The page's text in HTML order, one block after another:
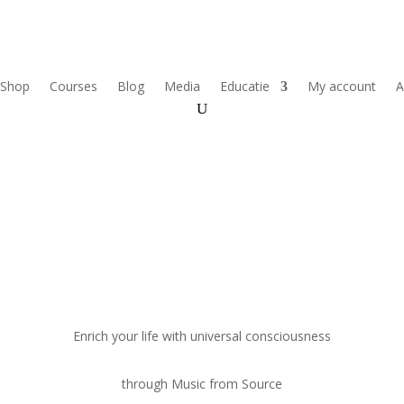
Shop Courses Blog Media Educatie My account
Enrich your life with universal consciousness
through Music from Source